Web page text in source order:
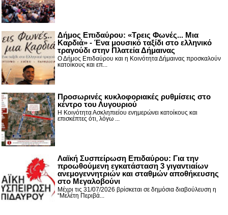
Δήμος Επιδαύρου: «Τρεις Φωνές... Μια
Καρδιά» - Ένα μουσικό ταξίδι στο ελληνικό
τραγούδι στην Πλατεία Δήμαινας
Ο Δήμος Επιδαύρου και η Κοινότητα Δήμαινας προσκαλούν
κατοίκους και επ...
Προσωρινές κυκλοφοριακές ρυθμίσεις στο
κέντρο του Λυγουριού
Η Κοινότητα Ασκληπιείου ενημερώνει κατοίκους και
επισκέπτες ότι, λόγω ...
Λαϊκή Συσπείρωση Επιδαύρου: Για την
προωθούμενη εγκατάσταση 3 γιγαντιαίων
ανεμογεννητριών και σταθμών αποθήκευσης
στο Μεγαλοβούνι
Μέχρι τις 31/07/2026 βρίσκεται σε δημόσια διαβούλευση η
“Μελέτη Περιβά...